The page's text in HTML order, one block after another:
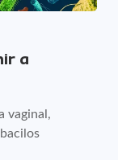
a
vaginal,